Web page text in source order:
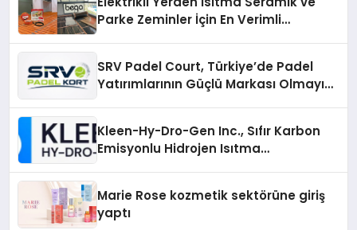
Parke Zeminler İçin En Verimli
SRV Padel Court, Türkiye’de Padel
Yatırımlarının Güçlü Markası Olmayı
Kleen-Hy-Dro-Gen Inc., Sıfır Karbon
Emisyonlu Hidrojen Isıtma
Marie Rose kozmetik sektörüne giriş
yaptı